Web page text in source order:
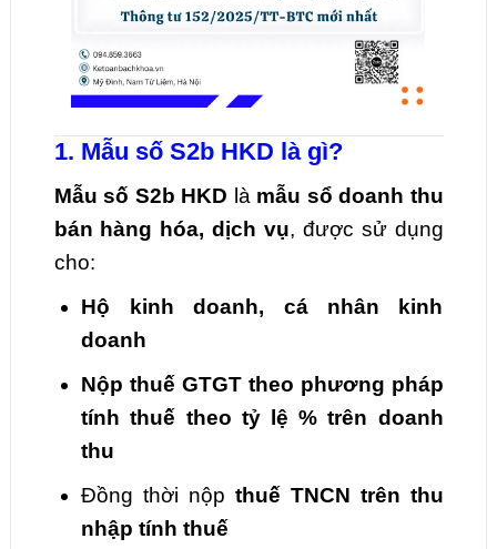
1. Mẫu số S2b HKD là gì?
Mẫu số S2b HKD là mẫu sổ doanh thu
bán hàng hóa, dịch vụ, được sử dụng
cho:
Hộ kinh doanh, cá nhân kinh
doanh
Nộp thuế GTGT theo phương pháp
tính thuế theo tỷ lệ % trên doanh
thu
Đồng thời nộp thuế TNCN trên thu
nhập tính thuế